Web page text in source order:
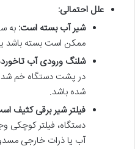
علل احتمالی:
شیر آب بسته است: به
ممکن است بسته باشد یا
شلنگ ورودی آب
در پشت دستگاه خم شده
شده باشد.
فیلتر شیر برقی کثیف
دستگاه، فیلتر کوچکی
آب یا ذرات خارجی